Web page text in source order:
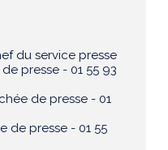
du service presse
presse - 01 55 93
de presse - 01
de presse - 01 55